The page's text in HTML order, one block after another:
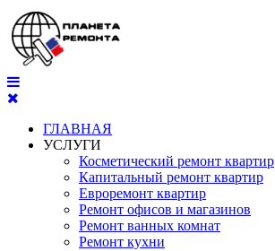
ГЛАВНАЯ
УСЛУГИ
Косметический ремонт квартир
Капитальный ремонт квартир
Евроремонт квартир
Ремонт офисов и магазинов
Ремонт ванных комнат
Ремонт кухни